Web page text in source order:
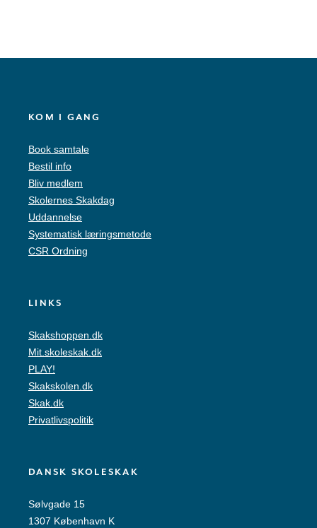
KOM I GANG
Book samtale
Bestil info
Bliv medlem
Skolernes Skakdag
Uddannelse
Systematisk læringsmetode
CSR Ordning
LINKS
Skakshoppen.dk
Mit.skoleskak.dk
PLAY!
Skakskolen.dk
Skak.dk
Privatlivspolitik
DANSK SKOLESKAK
Sølvgade 15
1307 København K